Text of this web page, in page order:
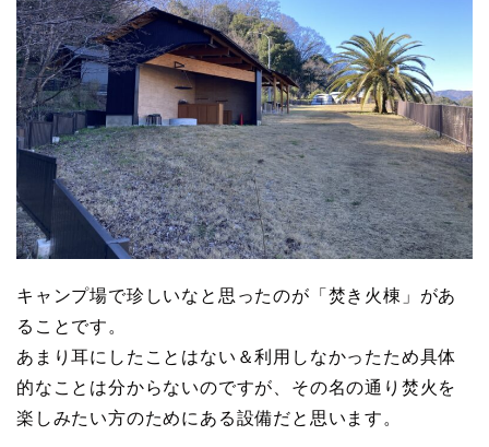
キャンプ場で珍しいなと思ったのが「焚き火棟」があ
ることです。
あまり耳にしたことはない＆利用しなかったため具体
的なことは分からないのですが、その名の通り焚火を
楽しみたい方のためにある設備だと思います。